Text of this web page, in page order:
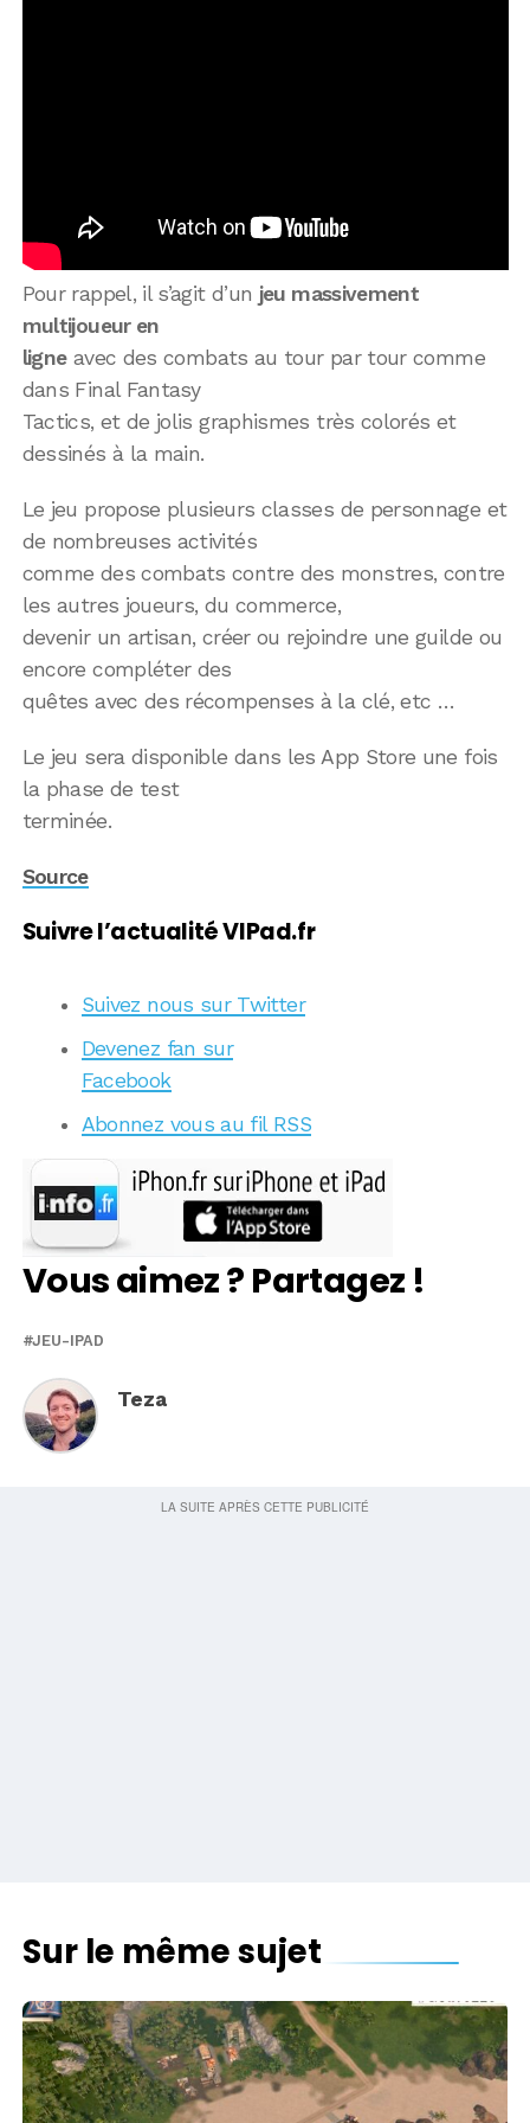
Pour rappel, il s’agit d’un jeu massivement
multijoueur en
ligneavec des combats au tour par tour comme
dans Final Fantasy
Tactics, et de jolis graphismes très colorés et
dessinés à la main.
Le jeu propose plusieurs classes de personnage et
de nombreuses activités
comme des combats contre des monstres, contre
les autres joueurs, du commerce,
devenir un artisan, créer ou rejoindre une guilde ou
encore compléter des
quêtes avec des récompenses à la clé, etc …
Le jeu sera disponible dans les App Store une fois
la phase de test
terminée.
Source
Suivre l’actualité VIPad.fr
Suivez nous sur Twitter
Devenez fan sur
Facebook
Abonnez vous au fil RSS
Vous aimez ? Partagez !
JEU-IPAD
Teza
Sur le même sujet